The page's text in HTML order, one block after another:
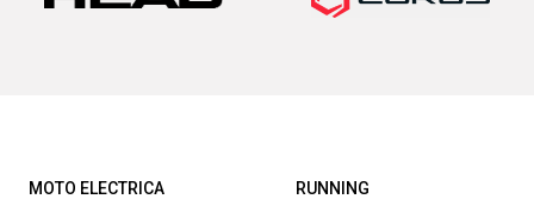
MOTO ELECTRICA
RUNNING